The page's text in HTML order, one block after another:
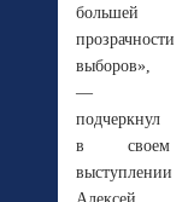
большей
прозрачности
выборов»,
—
подчеркнул
в своем
выступлении